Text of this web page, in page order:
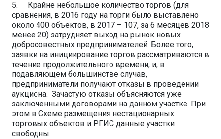
5. Крайне небольшое количество торгов (для
сравнения, в 2016 году на торги было выставлено
около 400 объектов, в 2017 – 107, за 6 месяцев 2018
менее 20) затрудняет выход на рынок новых
добросовестных предпринимателей. Более того,
заявки на инициирование торгов рассматриваются в
течение продолжительного времени, и, в
подавляющем большинстве случав,
предприниматели получают отказы в проведении
аукциона. Зачастую отказы объясняются уже
заключенными договорами на данном участке. При
этом в Схеме размещения нестационарных
торговых объектов и РГИС данные участки
свободны.